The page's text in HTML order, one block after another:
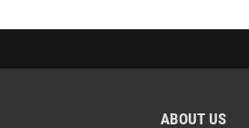
ABOUT US